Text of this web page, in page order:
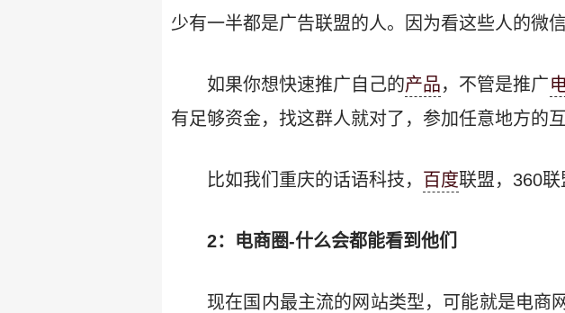
少有一半都是广告联盟的人。因为看这些人的微
如果你想快速推广自己的产品，不管是推广
有足够资金，找这群人就对了，参加任意地方的
比如我们重庆的话语科技， 百度联盟，360联
2：电商圈-什么会都能看到他们
现在国内最主流的网站类型，可能就是电商